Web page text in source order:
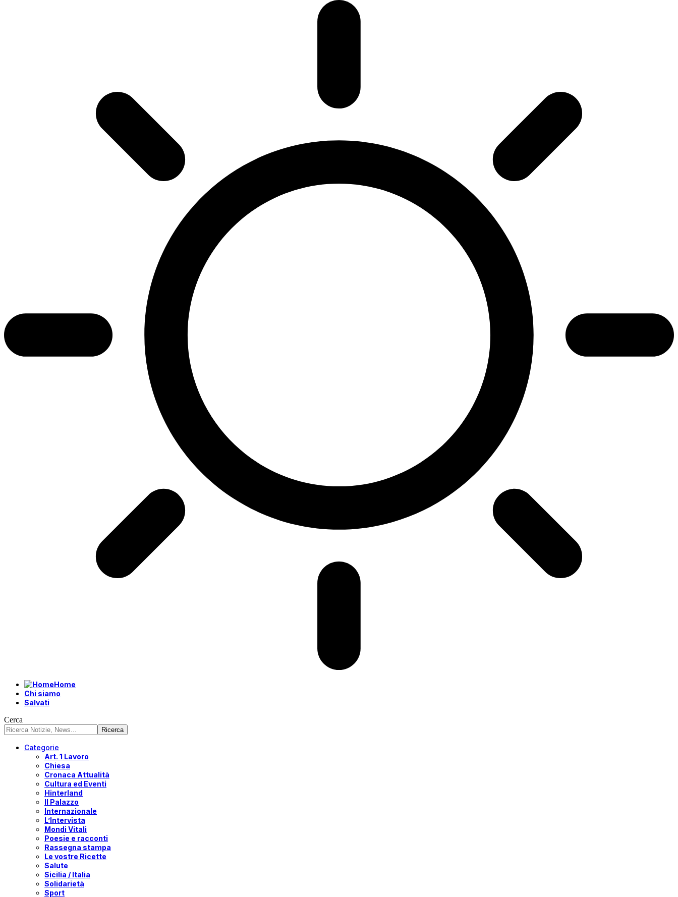
Home
Chi siamo
Salvati
Cerca
Categorie
Art. 1 Lavoro
Chiesa
Cronaca Attualità
Cultura ed Eventi
Hinterland
Il Palazzo
Internazionale
L’Intervista
Mondi Vitali
Poesie e racconti
Rassegna stampa
Le vostre Ricette
Salute
Sicilia / Italia
Solidarietà
Sport